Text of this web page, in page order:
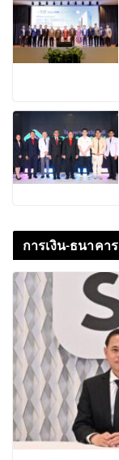
การเงิน-ธนาคาร